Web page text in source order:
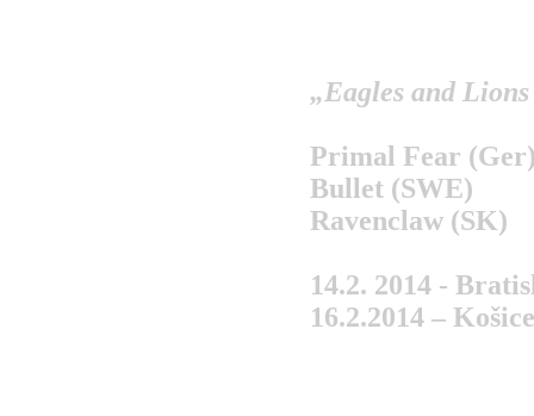
„Eagles and
Primal Fear
Bullet (SWE)
Ravenclaw (SK)
14.2. 2014 -
16.2.2014 – Košice